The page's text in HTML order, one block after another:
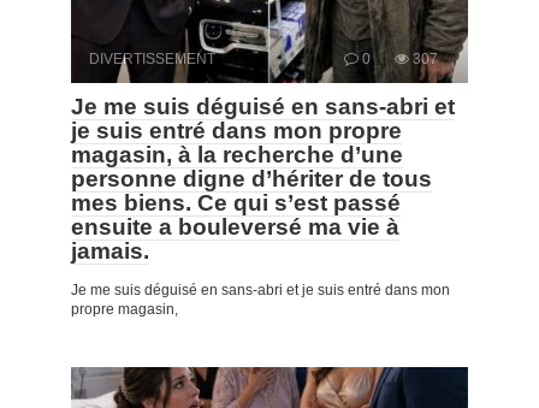
DIVERTISSEMENT 0 307
Je me suis déguisé en sans-abri et
je suis entré dans mon propre
magasin, à la recherche d’une
personne digne d’hériter de tous
mes biens. Ce qui s’est passé
ensuite a bouleversé ma vie à
jamais.
Je me suis déguisé en sans-abri et je suis entré dans mon
propre magasin,